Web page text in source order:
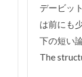
デービッ
は前にも
下の短い
The